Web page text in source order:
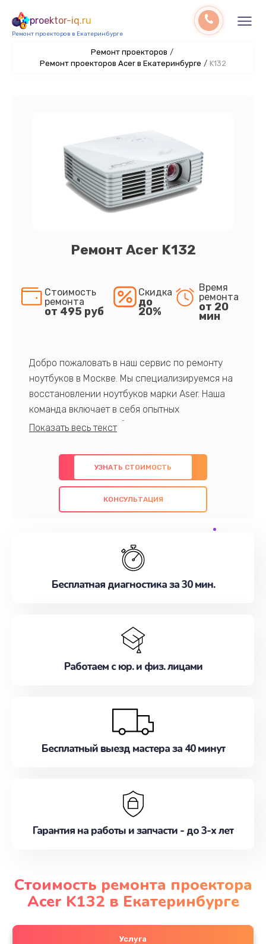
proektor-iq.ru
Ремонт проекторов в Екатеринбурге
Ремонт проекторов /
Ремонт проекторов Acer в Екатеринбурге / K132
Ремонт Acer K132
Стоимость
ремонта
от 495 руб
Скидка
до
20%
Время
ремонта
от 20
мин
Добро пожаловать в наш сервис по ремонту
ноутбуков в Москве. Мы специализируемся на
восстановлении ноутбуков марки Aser. Наша
команда включает в себя опытных
профессионалов с обширными знаниями и
предлагаем быстрый и качественный ремонт с
использованием оригинальных компонентов, а
также гарантируем качество всех
проведенных работ. Наша цель - предоставить
обслуживание, удовлетворяя их потребности
наилучшим образом. Не медлите записаться на
УЗНАТЬ СТОИМОСТЬ
КОНСУЛЬТАЦИЯ
Бесплатная диагностика за 30 мин.
Работаем с юр. и физ. лицами
Бесплатный выезд мастера за 40 минут
Гарантия на работы и запчасти - до 3-х лет
Стоимость ремонта проектора
Acer K132 в Екатеринбурге
Услуга